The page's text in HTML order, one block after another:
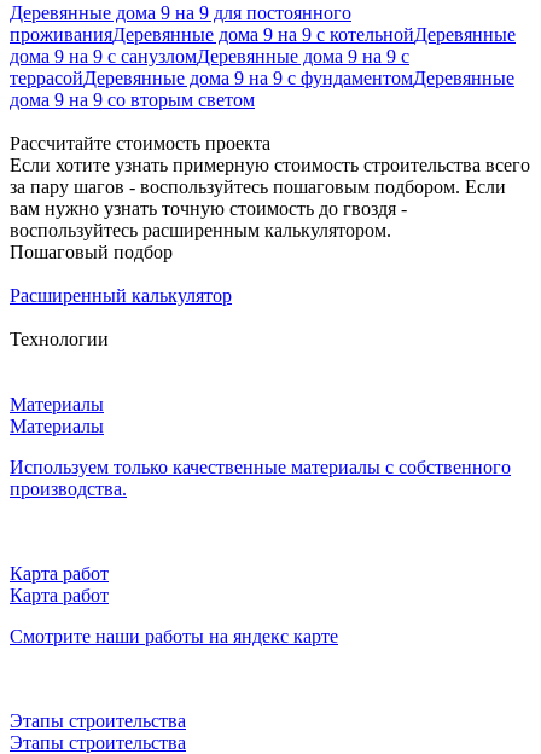
Деревянные дома 9 на 9 для постоянного
проживанияДеревянные дома 9 на 9 с котельнойДеревянные
дома 9 на 9 с санузломДеревянные дома 9 на 9 с
террасойДеревянные дома 9 на 9 с фундаментомДеревянные
дома 9 на 9 со вторым светом
Рассчитайте стоимость проекта
Если хотите узнать примерную стоимость строительства всего
за пару шагов - воспользуйтесь пошаговым подбором. Если
вам нужно узнать точную стоимость до гвоздя -
воспользуйтесь расширенным калькулятором.
Пошаговый подбор
Расширенный калькулятор
Технологии
Материалы
Материалы
Используем только качественные материалы с собственного
производства.
Карта работ
Карта работ
Смотрите наши работы на яндекс карте
Этапы строительства
Этапы строительства